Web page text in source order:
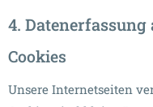
4. Datenerfassung
Cookies
Unsere Internetseiten